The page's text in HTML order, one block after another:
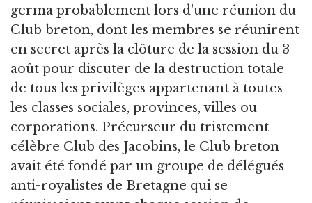
germa probablement lors d'une réunion du
Club breton, dont les membres se réunirent
en secret après la clôture de la session du 3
août pour discuter de la destruction totale
de tous les privilèges appartenant à toutes
les classes sociales, provinces, villes ou
corporations. Précurseur du tristement
célèbre Club des Jacobins, le Club breton
avait été fondé par un groupe de délégués
anti-royalistes de Bretagne qui se